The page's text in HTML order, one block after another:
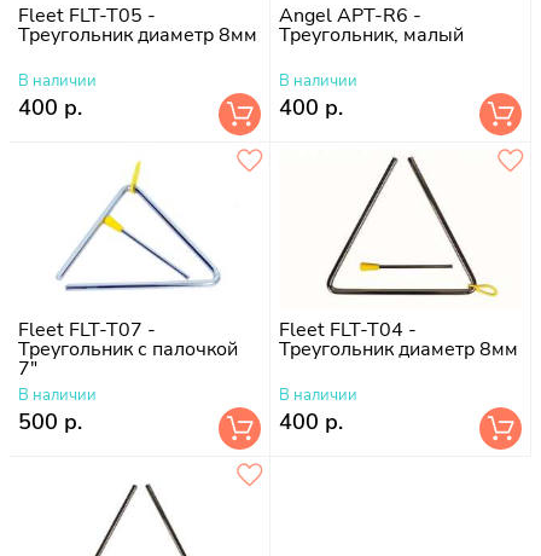
Fleet FLT-T05 -
Треугольник диаметр 8мм
В наличии
400 р.
Angel APT-R6 -
Треугольник, малый
В наличии
400 р.
Fleet FLT-T07 -
Треугольник с палочкой
7"
В наличии
500 р.
Fleet FLT-T04 -
Треугольник диаметр 8мм
В наличии
400 р.